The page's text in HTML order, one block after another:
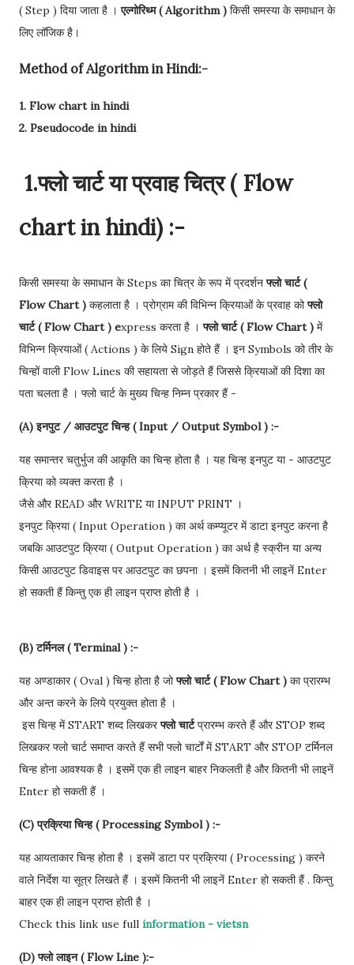
( Step ) दिया जाता है ।एल्गोरिथ्म ( Algorithm ) किसी समस्या के समाधान के
लिए लॉजिक है।
Method of Algorithm in Hindi:-
1. Flow chart in hindi
2. Pseudocode in hindi
1.फ्लो चार्ट या प्रवाह चित्र ( Flow
chart in hindi) :-
किसी समस्या के समाधान के Steps का चित्र के रूप में प्रदर्शनफ्लो चार्ट (
Flow Chart ) कहलाता है । प्रोग्राम की विभिन्न क्रियाओं के प्रवाह कोफ्लो
चार्ट ( Flow Chart ) express करता है । फ्लो चार्ट ( Flow Chart ) में
विभिन्न क्रियाओं ( Actions ) के लिये Sign होते हैं । इन Symbols को तीर के
चिन्हों वाली Flow Lines की सहायता से जोड़ते हैं जिससे क्रियाओं की दिशा का
पता चलता है । फ्लो चार्ट के मुख्य चिन्ह निम्न प्रकार हैं -
(A) इनपुट / आउटपुट चिन्ह ( Input / Output Symbol ) :-
यह समान्तर चतुर्भुज की आकृति का चिन्ह होता है । यह चिन्ह इनपुट या - आउटपुट
क्रिया को व्यक्त करता है ।
जैसे और READ और WRITE या INPUT PRINT ।
इनपुट क्रिया ( Input Operation ) का अर्थ कम्प्यूटर में डाटा इनपुट करना है
जबकि आउटपुट क्रिया ( Output Operation ) का अर्थ है स्क्रीन या अन्य
किसी आउटपुट डिवाइस पर आउटपुट का छपना । इसमें कितनी भी लाइनें Enter
हो सकती हैं किन्तु एक ही लाइन प्राप्त होती है ।
(B) टर्मिनल ( Terminal ) :-
यह अण्डाकार ( Oval ) चिन्ह होता है जोफ्लो चार्ट ( Flow Chart ) का प्रारम्भ
और अन्त करने के लिये प्रयुक्त होता है ।
इस चिन्ह में START शब्द लिखकरफ्लो चार्टप्रारम्भ करते हैं और STOP शब्द
लिखकर फ्लो चार्ट समाप्त करते हैं सभी फ्लो चार्टों में START और STOP टर्मिनल
चिन्ह होना आवश्यक है । इसमें एक ही लाइन बाहर निकलती है और कितनी भी लाइनें
Enter हो सकती हैं ।
(C) प्रक्रिया चिन्ह ( Processing Symbol ) :-
यह आयताकार चिन्ह होता है । इसमें डाटा पर प्रक्रिया ( Processing ) करने
वाले निर्देश या सूत्र लिखते हैं । इसमें कितनी भी लाइनें Enter हो सकती हैं . किन्तु
बाहर एक ही लाइन प्राप्त होती है ।
Check this link use full information - vietsn
(D) फ्लो लाइन ( Flow Line ):-